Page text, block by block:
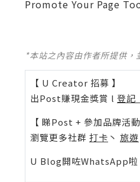
Promote Your Page
*本站之內容由作者所提供
【 U Creator 招募 】
出Post賺現金獎賞 l 登記
【 睇Post + 參加品牌活動
瀏覽更多社群 打卡 丶 旅遊
U Blog開咗WhatsApp啦